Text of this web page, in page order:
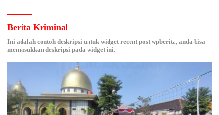
Berita Kriminal
Ini adalah contoh deskripsi untuk widget recent post wpberita, anda bisa
memasukkan deskripsi pada widget ini.